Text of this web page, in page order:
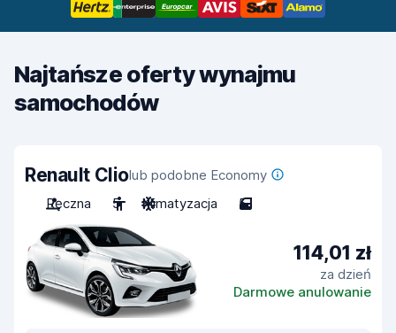
Najtańsze oferty wynajmu
samochodów
Renault Cliolub podobne Economy
Ręczna
5 Klimatyzacja 5
114,01 zł
za dzień
Darmowe anulowanie